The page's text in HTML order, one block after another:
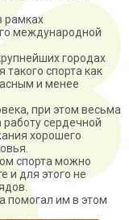
рамках
международной
городах
спорта как
и менее
при этом весьма
сердечной
хорошего
спорта можно
и для этого не
помогал им в этом